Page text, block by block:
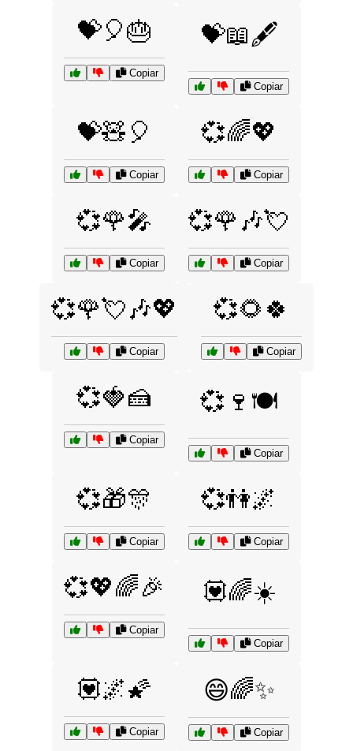
💝🎈🎂
Copiar
💝📖🖋️
Copiar
💝🧸🎈
Copiar
💞🌈💖
Copiar
💞🌹🎤
Copiar
💞🌹🎶💘
Copiar
💞🌹💘🎶💖
Copiar
💞🌻🍀
Copiar
💞🍓🍰
Copiar
💞🍷🍽️
Copiar
💞🎁🎊
Copiar
💞👫🌌
Copiar
💞💖🌈🎉
Copiar
💟🌈☀️
Copiar
💟🌌🌠
Copiar
😄🌈✨
Copiar